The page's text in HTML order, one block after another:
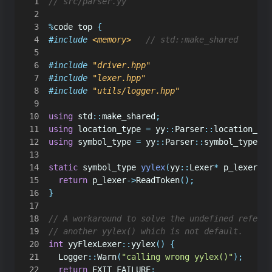
%code top {
#include <memory>
#include
"driver.hpp"
#include
"lexer.hpp"
#include
"utils/logger.hpp"
using std ::make_shared ;
using location_type = yy:: Parser::
using symbol_type = yy:: Parser:: symbol_type
static symbol_type yylex(yy:: Lexer* p_lexer
return p_lexer->ReadToken();
}
int
yyFlexLexer:: yylex()
{
Logger::Warn( "calling wrong yylex()");
return EXIT_FAILURE;